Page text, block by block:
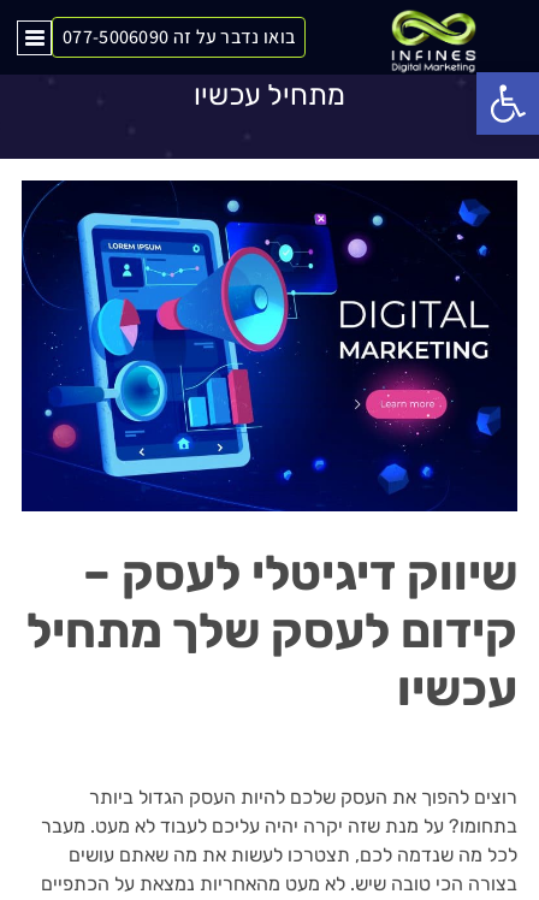
בואו נדבר על זה 077-5006090
שיווק דיגיטלי לעסק – קידום לעסק שלך
מתחיל עכשיו
שיווק דיגיטלי לעסק –
קידום לעסק שלך מתחיל
עכשיו
רוצים להפוך את העסק שלכם להיות העסק הגדול ביותר
בתחומו? על מנת שזה יקרה יהיה עליכם לעבוד לא מעט. מעבר
לכל מה שנדמה לכם, תצטרכו לעשות את מה שאתם עושים
בצורה הכי טובה שיש. לא מעט מהאחריות נמצאת על הכתפיים